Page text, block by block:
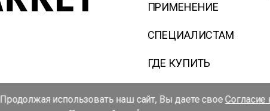
ПРИМЕНЕНИЕ
СПЕЦИАЛИСТАМ
ГДЕ КУПИТЬ
Продолжая использовать наш сайт, Вы даете своеСогласие